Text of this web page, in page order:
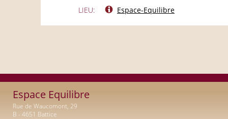
LIEU:
Espace-Equilibre
Espace Equilibre
Rue de Waucomont, 29
B - 4651 Battice